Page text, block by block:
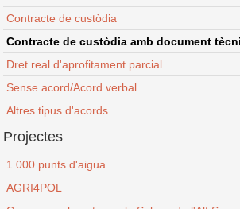
Contracte de custòdia
Contracte de custòdia amb document
Dret real d'aprofitament parcial
Sense acord/Acord verbal
Altres tipus d'acords
Projectes
1.000 punts d'aigua
AGRI4POL